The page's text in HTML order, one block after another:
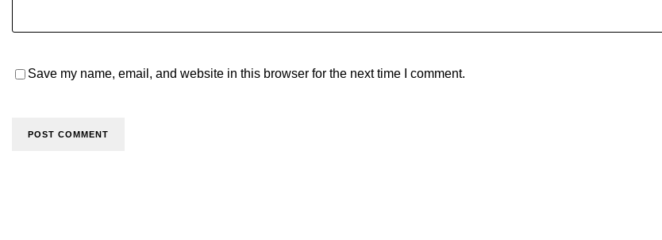
Save my name, email, and website in this browser for the next time I comment.